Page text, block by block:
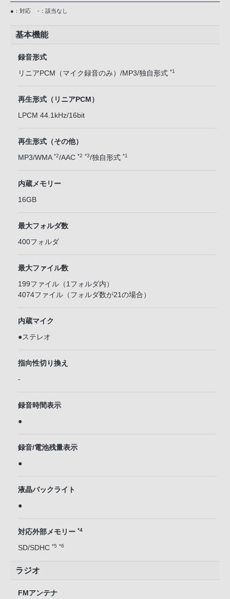
●：対応 -：該当なし
基本機能
録音形式
リニアPCM（マイク録音のみ）/MP3/独自形式 *1
再生形式（リニアPCM）
LPCM 44.1kHz/16bit
再生形式（その他）
MP3/WMA *2/AAC *2 *3/独自形式 *1
内蔵メモリー
16GB
最大フォルダ数
400フォルダ
最大ファイル数
199ファイル（1フォルダ内）
4074ファイル（フォルダ数が21の場合）
内蔵マイク
●ステレオ
指向性切り換え
-
録音時間表示
●
録音/電池残量表示
●
液晶バックライト
●
対応外部メモリー *4
SD/SDHC *5 *6
ラジオ
FMアンテナ